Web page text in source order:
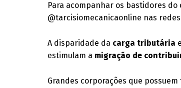
Para acompanhar os bastidores
@tarcisiomecanicaonline nas
A disparidade da carga tributária
estimulam a migração de
Grandes corporações que